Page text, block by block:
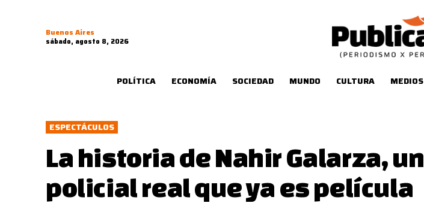
Buenos Aires
sábado, agosto 8, 2026
POLÍTICA ECONOMÍA SOCIEDAD MUNDO CULTURA MEDIOS
ESPECTÁCULOS
La historia de Nahir Galarza, un
policial real que ya es película